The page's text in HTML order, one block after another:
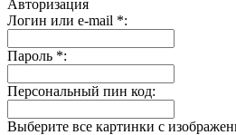
Авторизация
Логин или e-mail *:
Пароль *:
Персональный пин код:
Выберите все картинки с